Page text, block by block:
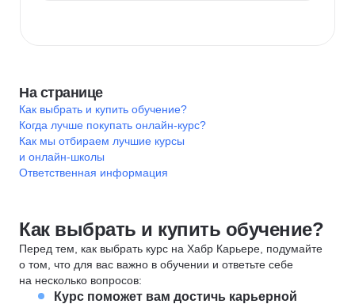
На странице
Как выбрать и купить обучение?
Когда лучше покупать онлайн-курс?
Как мы отбираем лучшие курсы
и онлайн-школы
Ответственная информация
Как выбрать и купить обучение?
Перед тем, как выбрать курс на Хабр Карьере, подумайте
о том, что для вас важно в обучении и ответьте себе
на несколько вопросов:
Курс поможет вам достичь карьерной